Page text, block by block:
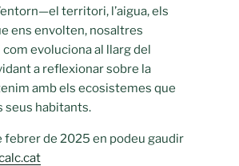
territori, l’aigua, els
ens envolten, nosaltres
evoluciona al llarg del
a reflexionar sobre la
amb els ecosistemes que
seus habitants.
febrer de 2025 en podeu gaudir